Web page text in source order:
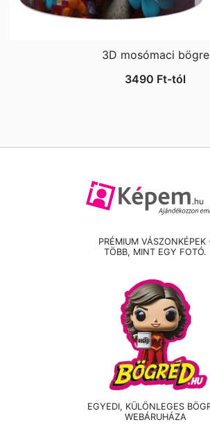
3D mosómaci bögre
3490 Ft-tól
PRÉMIUM VÁSZONKÉPEK
TÖBB, MINT EGY FOTÓ.
EGYEDI, KÜLÖNLEGES
WEBÁRUHÁZA